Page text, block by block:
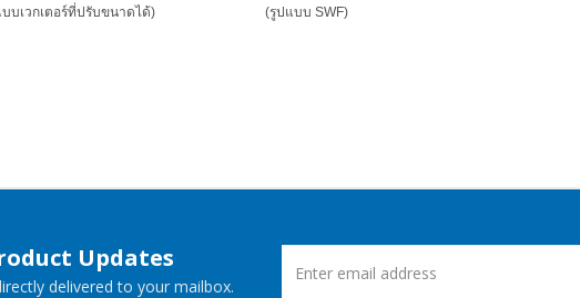
บเวกเตอร์ที่ปรับขนาดได้) (รูปแบบ SWF)
Updates
delivered to your mailbox.